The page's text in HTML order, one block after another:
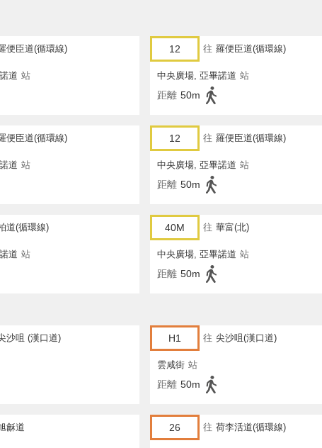
便臣道(循環線)
道 站
12 往 羅便臣道(循環線)
中央廣場, 亞畢諾道 站
距離 50m
便臣道(循環線)
道 站
12 往 羅便臣道(循環線)
中央廣場, 亞畢諾道 站
距離 50m
道(循環線)
道 站
40M 往 華富(北)
中央廣場, 亞畢諾道 站
距離 50m
沙咀 (漢口道) H1 往 尖沙咀(漢口道)
雲咸街 站
距離 50m
龢道 26 往 荷李活道(循環線)